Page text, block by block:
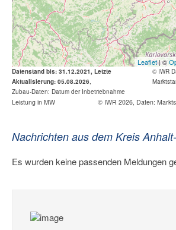
Leaflet| ©
Datenstand bis: 31.12.2021, Letzte
Aktualisierung: 05.08.2026,
Zubau-Daten: Datum der Inbetriebnahme
© IWR
Leistung in MW © IWR 2026, Daten:
Nachrichten aus dem Kreis
Es wurden keine passenden Meldungen